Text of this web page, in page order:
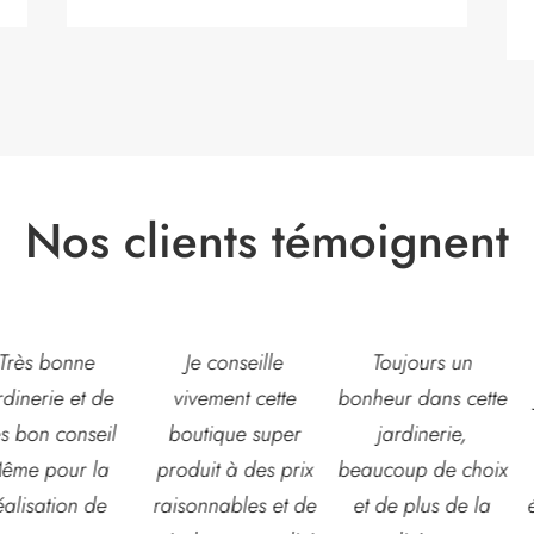
Nos clients témoignent
Je conseille
cette
super
à des prix
et de
Toujours un
bonheur dans cette
jardinerie,
beaucoup de choix
et de plus de la
Très belle
jardinerie, grand
choix de fleurs et
d’arbustes mais
également de pots